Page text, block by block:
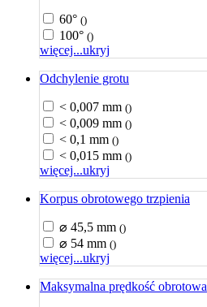
60° ()
100° ()
więcej...ukryj
Odchylenie grotu
< 0,007 mm ()
< 0,009 mm ()
< 0,1 mm ()
< 0,015 mm ()
więcej...ukryj
Korpus obrotowego trzpienia
⌀ 45,5 mm ()
⌀ 54 mm ()
więcej...ukryj
Maksymalna prędkość obrotowa